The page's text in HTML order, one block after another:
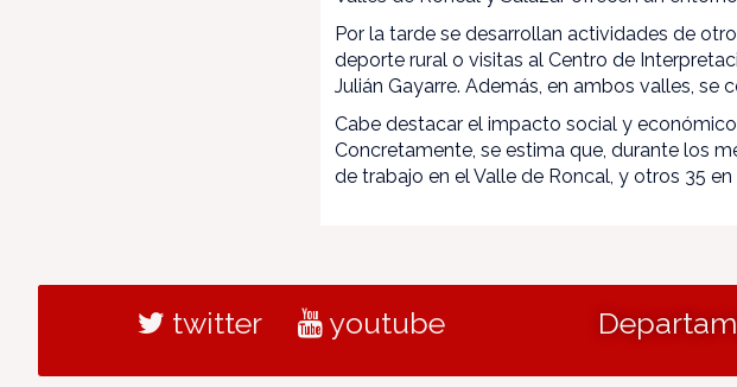
Por la tarde se desarrollan actividades de
deporte rural o visitas al Centro de
Julián Gayarre. Además, en ambos valles, se
Cabe destacar el impacto social y
Concretamente, se estima que, durante los
de trabajo en el Valle de Roncal, y otros 35 en
twitter youtube